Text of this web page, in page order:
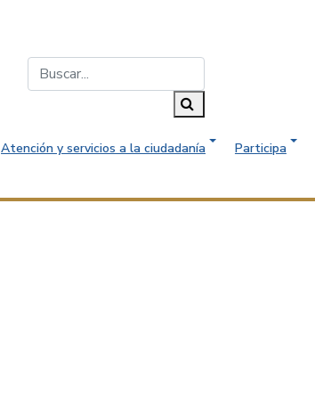
Atención y servicios a la ciudadanía Participa